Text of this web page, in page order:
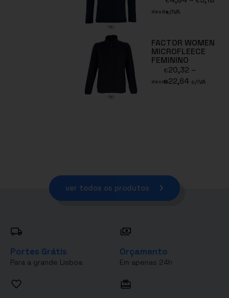
desdes/IVA
FACTOR WOMEN
MICROFLEECE
FEMININO
desde
€20,32 –
€22,64 s/IVA
ver todos os produtos
Portes Grátis
Para a grande Lisboa
Orçamento
Em apenas 24h